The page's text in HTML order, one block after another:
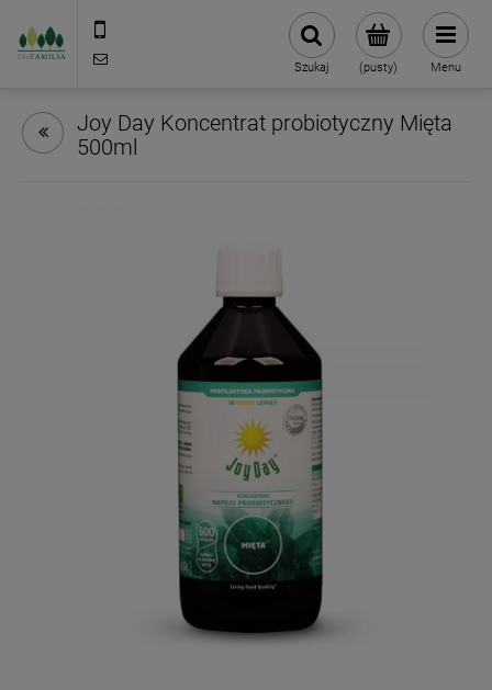
(pusty)
Szukaj Menu
Joy Day Koncentrat probiotyczny Mięta
500ml